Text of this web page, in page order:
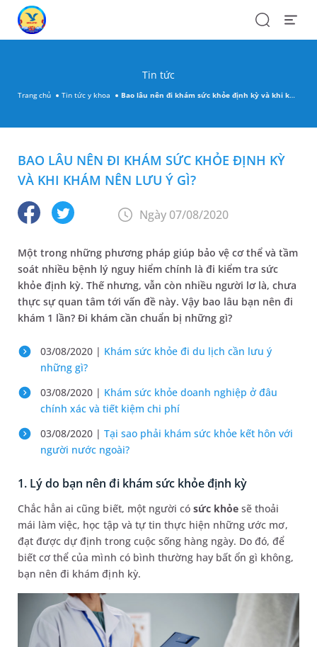
SearchOpen
Tin tức
Trang chủ Tin tức y khoa Bao lâu nên đi khám sức khỏe định kỳ và khi khám nên lưu ý gì?
BAO LÂU NÊN ĐI KHÁM SỨC KHỎE ĐỊNH KỲ
VÀ KHI KHÁM NÊN LƯU Ý GÌ?
Ngày 07/08/2020
Một trong những phương pháp giúp bảo vệ cơ thể và tầm
soát nhiều bệnh lý nguy hiểm chính là đi kiểm tra sức
khỏe định kỳ. Thế nhưng, vẫn còn nhiều người lơ là, chưa
thực sự quan tâm tới vấn đề này. Vậy bao lâu bạn nên đi
khám 1 lần? Đi khám cần chuẩn bị những gì?
03/08/2020 | Khám sức khỏe đi du lịch cần lưu ý
những gì?
03/08/2020 | Khám sức khỏe doanh nghiệp ở đâu
chính xác và tiết kiệm chi phí
03/08/2020 | Tại sao phải khám sức khỏe kết hôn với
người nước ngoài?
1. Lý do bạn nên đi khám sức khỏe định kỳ
Chắc hẳn ai cũng biết, một người cósức khỏe sẽ thoải
mái làm việc, học tập và tự tin thực hiện những ước mơ,
đạt được dự định trong cuộc sống hàng ngày. Do đó, để
biết cơ thể của mình có bình thường hay bất ổn gì không,
bạn nên đi khám định kỳ.